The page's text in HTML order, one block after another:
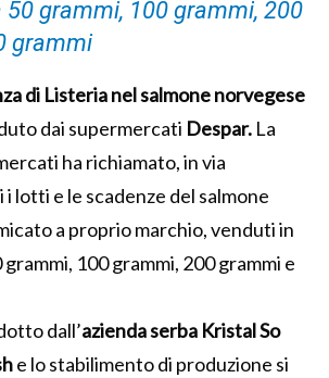
grammi, 100 grammi, 200
grammi
di Listeria nel salmone norvegese
dai supermercati Despar. La
ha richiamato, in via
lotti e le scadenze del salmone
a proprio marchio, venduti in
100 grammi, 200 grammi e
dall’azienda serba Kristal So
e lo stabilimento di produzione si